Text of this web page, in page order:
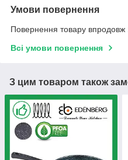
Умови повернення
Повернення товару впродовж
Всі умови повернення
З цим товаром також